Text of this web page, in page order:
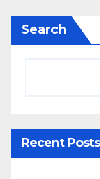
Search
Recent Posts